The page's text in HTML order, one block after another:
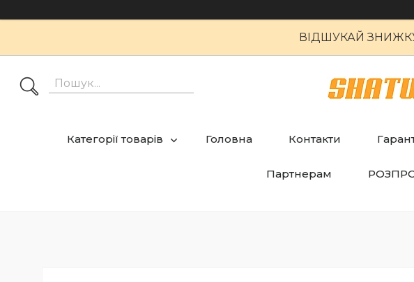
ВІДШУКАЙ
Категорії товарів Головна Контакти
Партнерам